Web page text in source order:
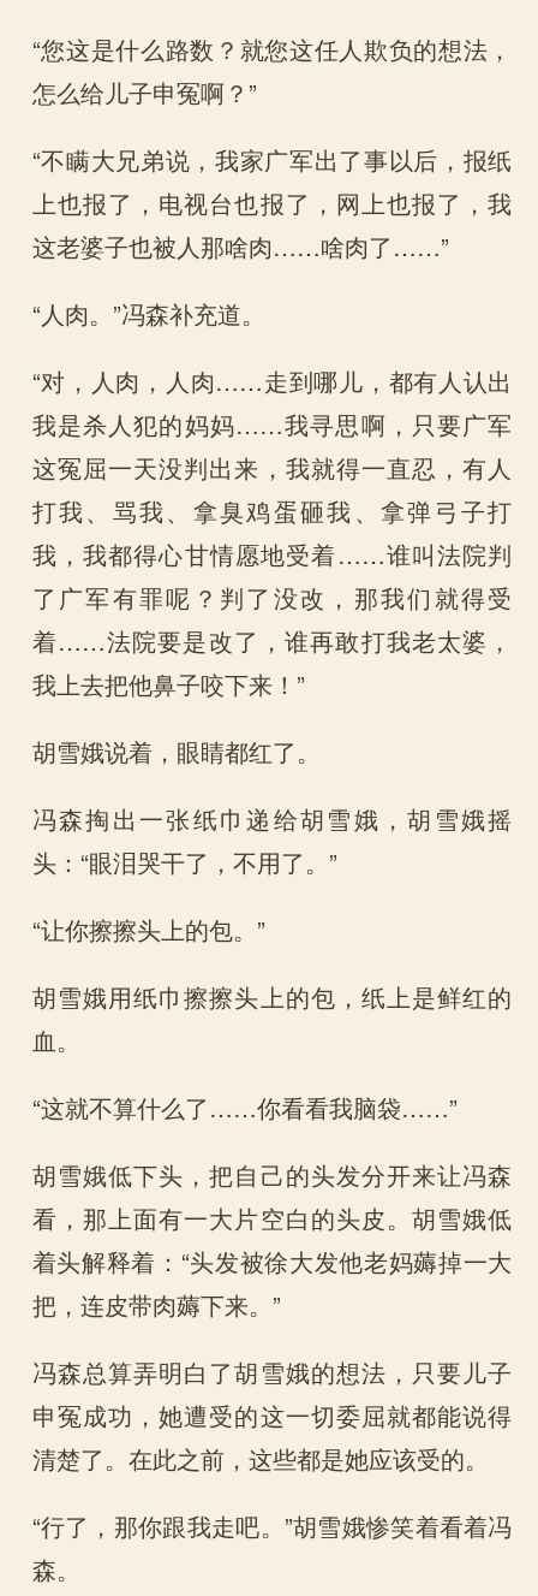
“您这是什么路数？就您这任人欺负的想法，
怎么给儿子申冤啊？”
“不瞒大兄弟说，我家广军出了事以后，报纸
上也报了，电视台也报了，网上也报了，我
这老婆子也被人那啥肉……啥肉了……”
“人肉。”冯森补充道。
“对，人肉，人肉……走到哪儿，都有人认出
我是杀人犯的妈妈……我寻思啊，只要广军
这冤屈一天没判出来，我就得一直忍，有人
打我、骂我、拿臭鸡蛋砸我、拿弹弓子打
我，我都得心甘情愿地受着……谁叫法院判
了广军有罪呢？判了没改，那我们就得受
着……法院要是改了，谁再敢打我老太婆，
我上去把他鼻子咬下来！”
胡雪娥说着，眼睛都红了。
冯森掏出一张纸巾递给胡雪娥，胡雪娥摇
头：“眼泪哭干了，不用了。”
“让你擦擦头上的包。”
胡雪娥用纸巾擦擦头上的包，纸上是鲜红的
血。
“这就不算什么了……你看看我脑袋……”
胡雪娥低下头，把自己的头发分开来让冯森
看，那上面有一大片空白的头皮。胡雪娥低
着头解释着：“头发被徐大发他老妈薅掉一大
把，连皮带肉薅下来。”
冯森总算弄明白了胡雪娥的想法，只要儿子
申冤成功，她遭受的这一切委屈就都能说得
清楚了。在此之前，这些都是她应该受的。
“行了，那你跟我走吧。”胡雪娥惨笑着看着冯
森。